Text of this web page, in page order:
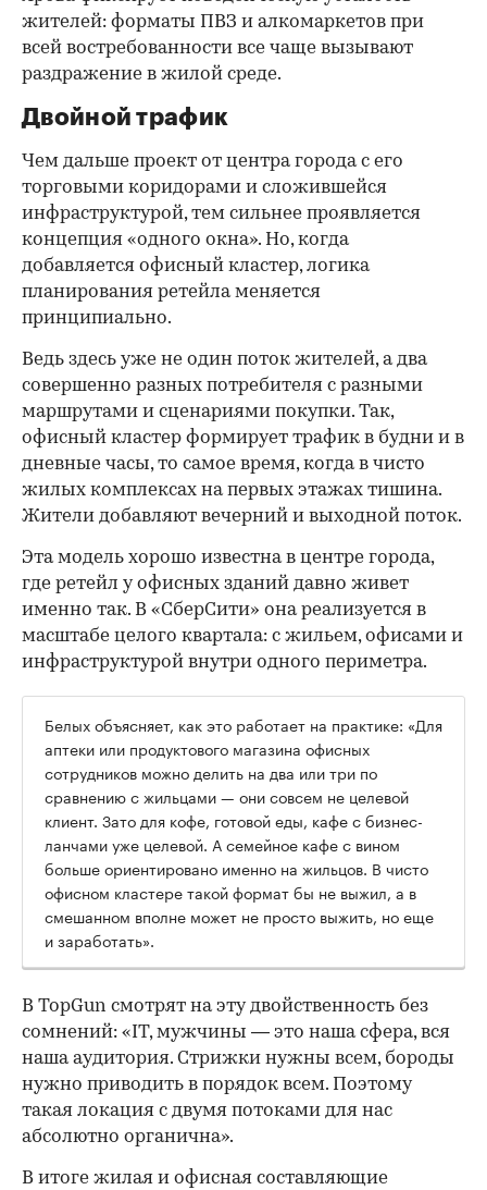
жителей: форматы ПВЗ и алкомаркетов при
всей востребованности все чаще вызывают
раздражение в жилой среде.
Двойной трафик
Чем дальше проект от центра города с его
торговыми коридорами и сложившейся
инфраструктурой, тем сильнее проявляется
концепция «одного окна». Но, когда
добавляется офисный кластер, логика
планирования ретейла меняется
принципиально.
Ведь здесь уже не один поток жителей, а два
совершенно разных потребителя с разными
маршрутами и сценариями покупки. Так,
офисный кластер формирует трафик в будни и в
дневные часы, то самое время, когда в чисто
жилых комплексах на первых этажах тишина.
Жители добавляют вечерний и выходной поток.
Эта модель хорошо известна в центре города,
где ретейл у офисных зданий давно живет
именно так. В «СберСити» она реализуется в
масштабе целого квартала: с жильем, офисами и
инфраструктурой внутри одного периметра.
Белых объясняет, как это работает на практике: «Для
аптеки или продуктового магазина офисных
сотрудников можно делить на два или три по
сравнению с жильцами — они совсем не целевой
клиент. Зато для кофе, готовой еды, кафе с бизнес-
ланчами уже целевой. А семейное кафе с вином
больше ориентировано именно на жильцов. В чисто
офисном кластере такой формат бы не выжил, а в
смешанном вполне может не просто выжить, но еще
и заработать».
В TopGun смотрят на эту двойственность без
сомнений: «IT, мужчины — это наша сфера, вся
наша аудитория. Стрижки нужны всем, бороды
нужно приводить в порядок всем. Поэтому
такая локация с двумя потоками для нас
абсолютно органична».
В итоге жилая и офисная составляющие